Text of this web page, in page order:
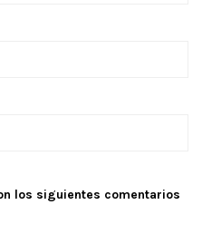
los siguientes comentarios